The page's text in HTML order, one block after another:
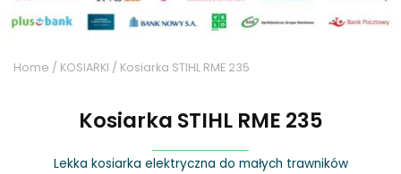
Home / KOSIARKI / Kosiarka STIHL RME 235
Kosiarka STIHL RME 235
Lekka kosiarka elektryczna do małych trawników